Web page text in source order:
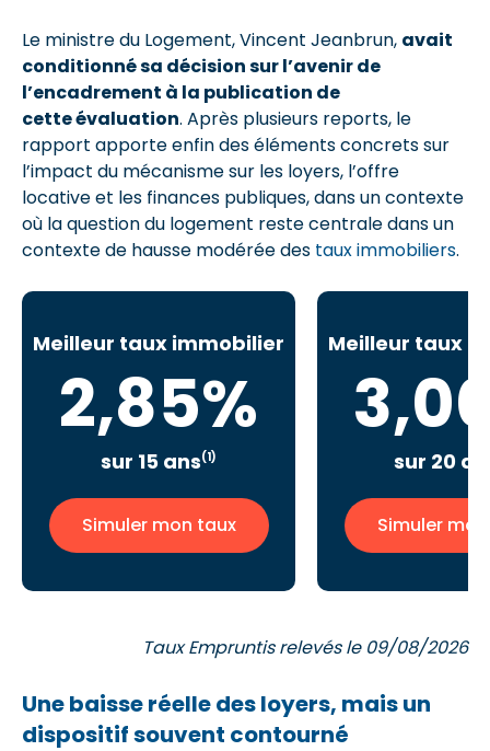
Le ministre du Logement, Vincent Jeanbrun, avait
conditionné sa décision sur l’avenir de
l’encadrement à la publication de
cette évaluation. Après plusieurs reports, le
rapport apporte enfin des éléments concrets sur
l’impact du mécanisme sur les loyers, l’offre
locative et les finances publiques, dans un contexte
où la question du logement reste centrale dans un
contexte de hausse modérée des taux immobiliers.
Meilleur taux immobilier
2,85%
sur 15 ans(1)
Simuler mon taux
Meilleur taux
sur 20
Simuler
Taux Empruntis relevés le 09/08/2026
Une baisse réelle des loyers, mais un
dispositif souvent contourné